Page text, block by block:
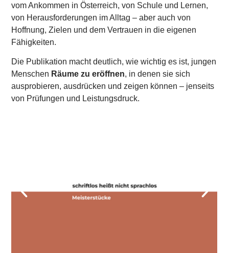
vom Ankommen in Österreich, von Schule und Lernen,
von Herausforderungen im Alltag – aber auch von
Hoffnung, Zielen und dem Vertrauen in die eigenen
Fähigkeiten.
Die Publikation macht deutlich, wie wichtig es ist, jungen
Menschen Räume zu eröffnen, in denen sie sich
ausprobieren, ausdrücken und zeigen können – jenseits
von Prüfungen und Leistungsdruck.